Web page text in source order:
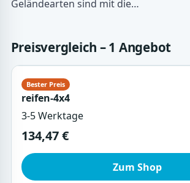
Geländearten sind mit die…
Preisvergleich – 1 Angebot
reifen-4x4
3-5 Werktage
134,47 €
Zum Shop